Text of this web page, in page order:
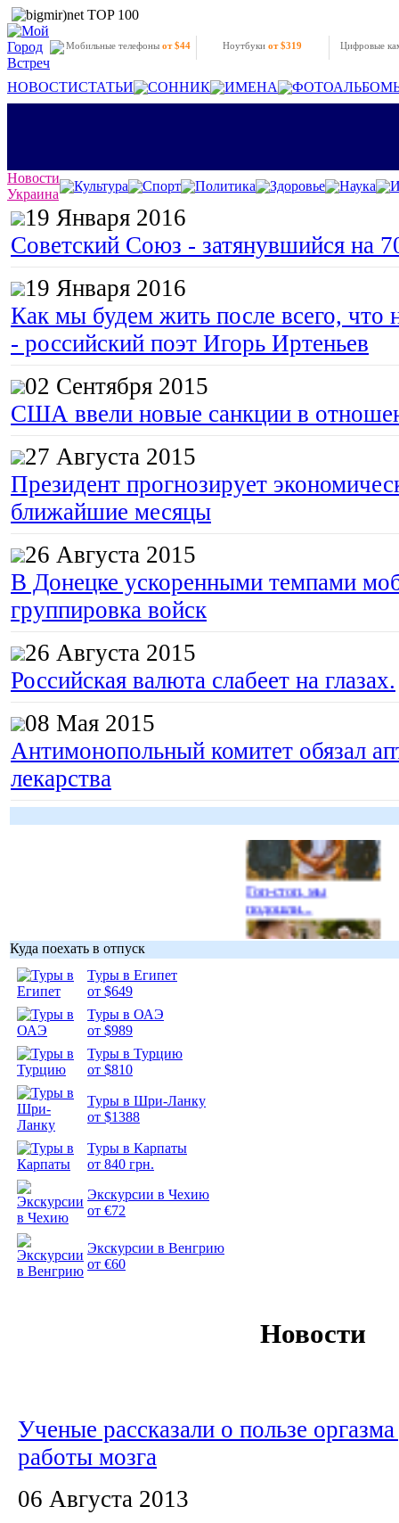
Мобильные телефоны от $44 Ноутбукиот $319 Цифровые
НОВОСТИСТАТЬИ СОННИК ИМЕНА
Новости
Украина
Культура Спорт Политика Здоровье Наука
19 Января 2016
Советский Союз - затянувшийся на
19 Января 2016
Как мы будем жить после всего, что
- российский поэт Игорь Иртеньев
02 Сентября 2015
США ввели новые санкции в
27 Августа 2015
Президент прогнозирует
ближайшие месяцы
26 Августа 2015
В Донецке ускоренными темпами
группировка войск
26 Августа 2015
Российская валюта слабеет на глазах.
08 Мая 2015
Антимонопольный комитет обязал
лекарства
Гоп-стоп, мы
подошли...
Куда поехать в отпуск
Туры в Египет
от $649
Туры в ОАЭ
от $989
Туры в Турцию
от $810
Туры в Шри-Ланку
от $1388
Туры в Карпаты
от 840 грн.
Экскурсии в Чехию
от €72
Экскурсии в Венгрию
от €60
Новости
Ученые рассказали о пользе
работы мозга
06 Августа 2013